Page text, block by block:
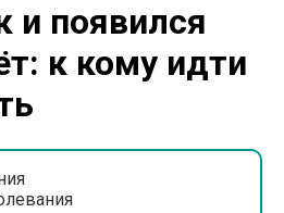
и появился
к кому идти